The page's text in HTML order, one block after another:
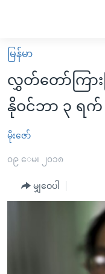
လွယ်ကူ
စေ
သည့်
Link
များ
ပင်မ
မူလစာမျက်နှာ
မြန်မာ
ကမ္ဘာ့သတင်းများ
နိုင်ငံတကာ
အစ္စရေး-ပါလက်စတိုင်း
ဗွီဒီယို
အင်္ဂလိပ်စာလေ့လာမယ်
အမေရိကန်သုံးအီဒီယံ
ရုပ်ရှင်ထဲက အင်္ဂလိပ်စာ
ရေဒီယိုနှင့်ရုပ်သံ အချ
ရေဒီယို/တီဗွီအစီအစဉ်
မြန်မာ
လွှတ်တော်ကြာ
နိုဝင်ဘာ ၃ ရက်
မိုးဇော်
၀၉ ေမ၊ ၂၀၁၈
မျှဝေပါ